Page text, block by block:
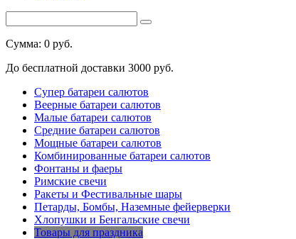
Сумма: 0 руб.
До бесплатной доставки 3000 руб.
Супер батареи салютов
Веерные батареи салютов
Малые батареи салютов
Средние батареи салютов
Мощные батареи салютов
Комбинированные батареи салютов
Фонтаны и фаеры
Римские свечи
Ракеты и Фестивальные шары
Петарды, Бомбы, Наземные фейерверки
Хлопушки и Бенгальские свечи
Товары для праздника